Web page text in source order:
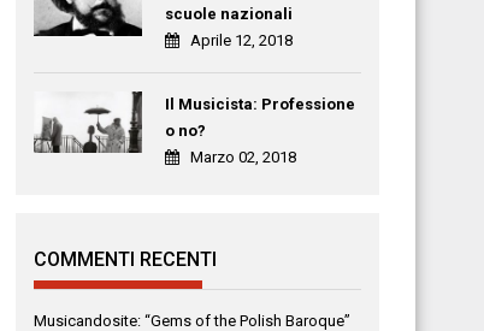
scuole nazionali
Aprile 12, 2018
Il Musicista: Professione
o no?
Marzo 02, 2018
COMMENTI RECENTI
Musicandosite: “Gems of the Polish Baroque”